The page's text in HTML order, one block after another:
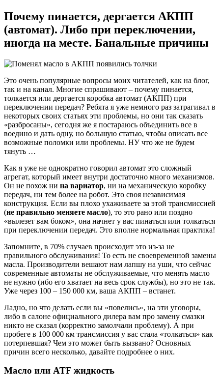
Почему пинается, дергается АКПП
(автомат). Либо при переключении,
иногда на месте. Банальные причины
Это очень популярные вопросы моих читателей, как на блог,
так и на канал. Многие спрашивают – почему пинается,
толкается или дергается коробка автомат (АКПП) при
переключении передач? Ребята я уже немного раз затрагивал в
некоторых своих статьях эти проблемы, но они так сказать
«разбросаны», сегодня же я постараюсь объединить все в
воедино и дать одну, но большую статью, чтобы описать все
возможные поломки или проблемы. НУ что же не будем
тянуть …
Как я уже не однократно говорил автомат это сложный
агрегат, который имеет внутри достаточно много механизмов.
Он не похож ни на вариатор, ни на механическую коробку
передач, ни тем более на робот. Это своя независимая
конструкция. Если вы плохо ухаживаете за этой трансмиссией
(не правильно меняете масло), то это рано или поздно
«вылезет вам боком», она начнет у вас пинаться или толкаться
при переключении передач. Это вполне нормальная практика!
Запомните, в 70% случаев происходит это из-за не
правильного обслуживания! То есть не своевременной замены
масла. Производители вешают нам лапшу на уши, что сейчас
современные автоматы не обслуживаемые, что менять масло
не нужно (ибо его хватает на весь срок службы), но это не так.
Уже через 100 – 150 000 км, ваша АКПП – встанет.
Ладно, но что делать если вы «повелись», на эти уговоры,
либо в салоне официального дилера вам про замену смазки
никто не сказал (корректно замолчали проблему). А при
пробеге в 100 000 км трансмиссия у вас стала «толкаться» как
потерпевшая? Чем это может быть вызвано? Основных
причин всего несколько, давайте подробнее о них.
Масло или ATF жидкость